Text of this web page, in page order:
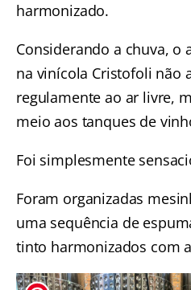
harmonizado.
Considerando a chuva, o
na vinícola Cristofoli não
regulamente ao ar livre,
meio aos tanques de
Foi simplesmente
Foram organizadas
uma sequência de
tinto harmonizados com